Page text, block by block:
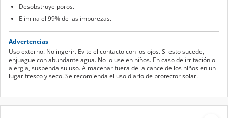
Desobstruye poros.
Elimina el 99% de las impurezas.
Advertencias
Uso externo. No ingerir. Evite el contacto con los ojos. Si esto sucede,
enjuague con abundante agua. No lo use en niños. En caso de irritación o
alergia, suspenda su uso. Almacenar fuera del alcance de los niños en un
lugar fresco y seco. Se recomienda el uso diario de protector solar.